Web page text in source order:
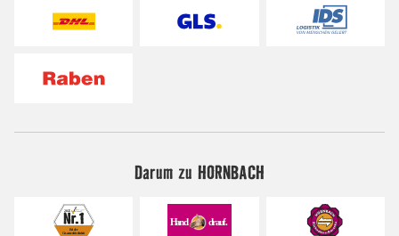
Darum zu HORNBACH